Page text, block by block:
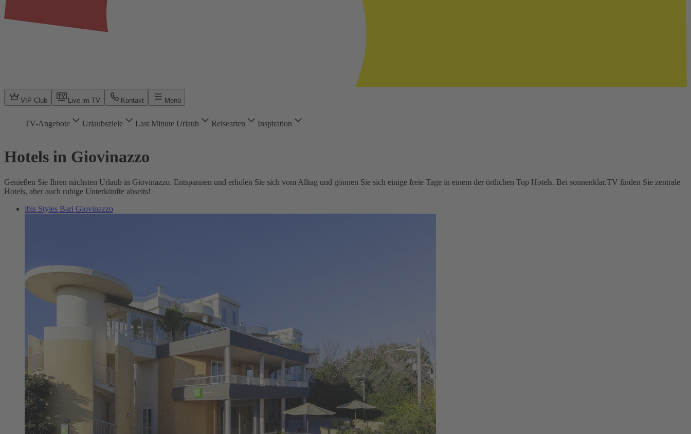
VIP Club Live im TV Kontakt Menü
TV-Angebote Urlaubsziele Last Minute Urlaub Reisearten Inspiration
Hotels in Giovinazzo
Genießen Sie Ihren nächsten Urlaub in Giovinazzo. Entspannen und erholen Sie sich vom Alltag und gönnen Sie sich einige freie Tage in einem der örtlichen Top Hotels. Bei sonnenklar.TV finden Sie zentrale
Hotels, aber auch ruhige Unterkünfte abseits!
ibis Styles Bari Giovinazzo